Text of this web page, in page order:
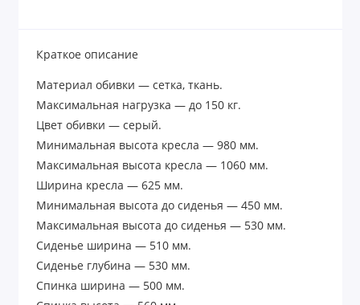
Краткое описание
Материал обивки — сетка, ткань.
Максимальная нагрузка — до 150 кг.
Цвет обивки — серый.
Минимальная высота кресла — 980 мм.
Максимальная высота кресла — 1060 мм.
Ширина кресла — 625 мм.
Минимальная высота до сиденья — 450 мм.
Максимальная высота до сиденья — 530 мм.
Сиденье ширина — 510 мм.
Сиденье глубина — 530 мм.
Спинка ширина — 500 мм.